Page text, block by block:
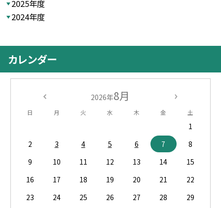
2025年度
2024年度
カレンダー
2026年8月
日 月 火 水 木 金 土
1
2
3 4 5 6 7
8
9
10 11 12 13 14
15
16
17 18 19 20 21
22
23
24 25 26 27 28
29